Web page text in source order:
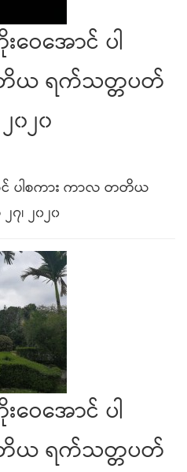
ဝေအောင် ပါ
ယ ရက်သတ္တပတ်
၀၂၀
င် ပါစကား ကာလ တတိယ
၊ ၂၀၂၀
ဝေအောင် ပါ
ယ ရက်သတ္တပတ်